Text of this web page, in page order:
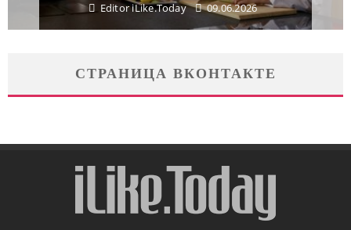
Editor iLike.Today 09.06.2026
СТРАНИЦА ВКОНТАКТЕ